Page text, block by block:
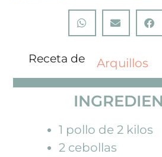
Receta de Arquillos
1 pollo de 2 kilos
2 cebollas